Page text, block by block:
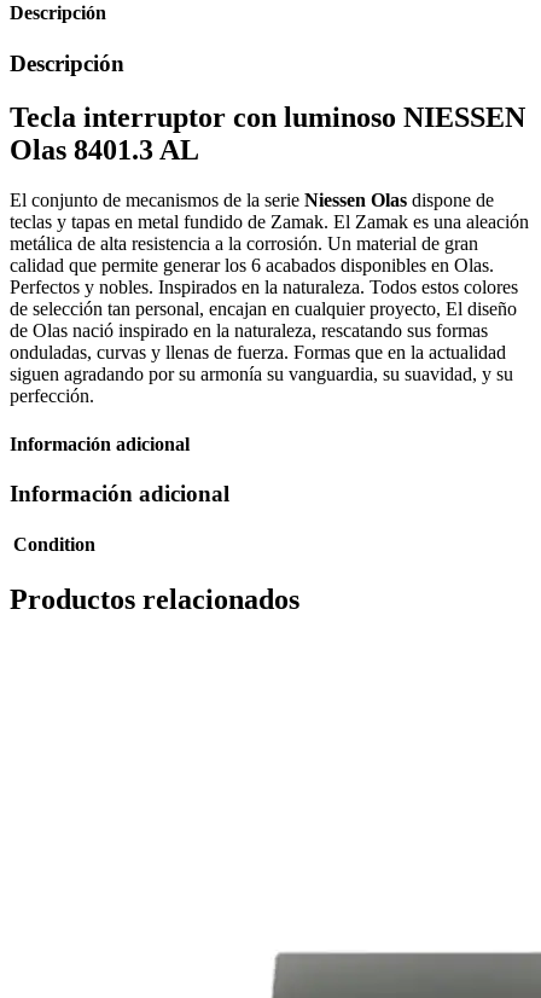
Descripción
Descripción
Tecla interruptor con luminoso NIESSEN
Olas 8401.3 AL
El conjunto de mecanismos de la serie Niessen Olas dispone de
teclas y tapas en metal fundido de Zamak. El Zamak es una aleación
metálica de alta resistencia a la corrosión. Un material de gran
calidad que permite generar los 6 acabados disponibles en Olas.
Perfectos y nobles. Inspirados en la naturaleza. Todos estos colores
de selección tan personal, encajan en cualquier proyecto, El diseño
de Olas nació inspirado en la naturaleza, rescatando sus formas
onduladas, curvas y llenas de fuerza. Formas que en la actualidad
siguen agradando por su armonía su vanguardia, su suavidad, y su
perfección.
Información adicional
Información adicional
Condition
Productos relacionados